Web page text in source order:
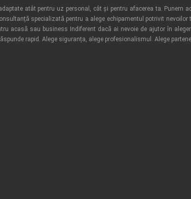
atât pentru uz personal, cât și pentru afacerea ta. Punem
specializată pentru a alege echipamentul potrivit
acasă sau business Indiferent dacă ai nevoie de ajutor în
rapid. Alege siguranța, alege profesionalismul. Alege